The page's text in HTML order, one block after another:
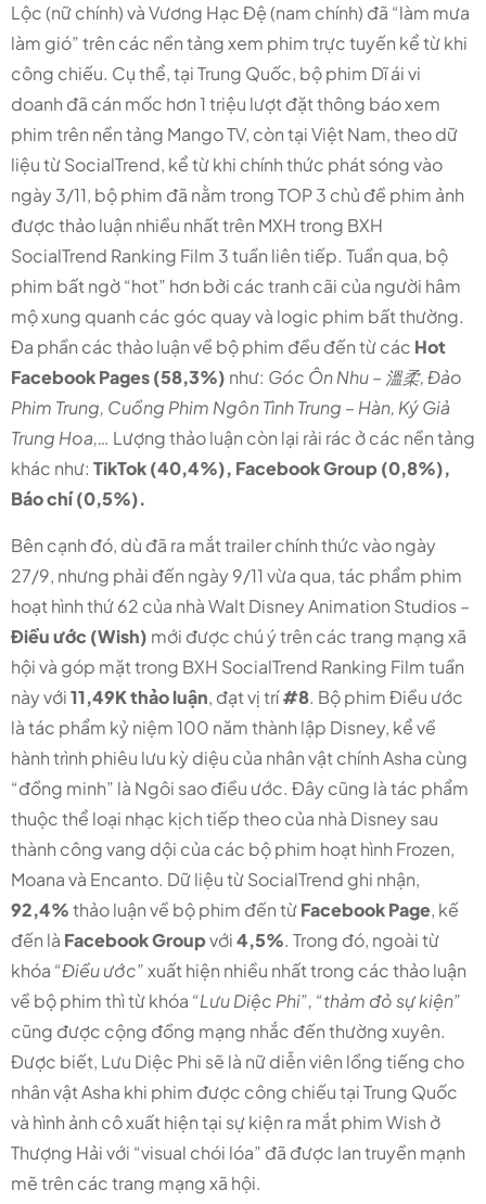
Lộc (nữ chính) và Vương Hạc Đệ (nam chính) đã “làm mưa
làm gió” trên các nền tảng xem phim trực tuyến kể từ khi
công chiếu. Cụ thể, tại Trung Quốc, bộ phim Dĩ ái vi
doanh đã cán mốc hơn 1 triệu lượt đặt thông báo xem
phim trên nền tảng Mango TV, còn tại Việt Nam, theo dữ
liệu từ SocialTrend, kể từ khi chính thức phát sóng vào
ngày 3/11, bộ phim đã nằm trong TOP 3 chủ đề phim ảnh
được thảo luận nhiều nhất trên MXH trong BXH
SocialTrend Ranking Film 3 tuần liên tiếp. Tuần qua, bộ
phim bất ngờ “hot” hơn bởi các tranh cãi của người hâm
mộ xung quanh các góc quay và logic phim bất thường.
Đa phần các thảo luận về bộ phim đều đến từ các Hot
Facebook Pages (58,3%) như: Góc Ôn Nhu – 溫柔, Đảo
Phim Trung, Cuồng Phim Ngôn Tình Trung – Hàn, Ký Giả
Trung Hoa,… Lượng thảo luận còn lại rải rác ở các nền tảng
khác như: TikTok (40,4%), Facebook Group (0,8%),
Báo chí (0,5%).
Bên cạnh đó, dù đã ra mắt trailer chính thức vào ngày
27/9, nhưng phải đến ngày 9/11 vừa qua, tác phẩm phim
hoạt hình thứ 62 của nhà Walt Disney Animation Studios –
Điều ước (Wish) mới được chú ý trên các trang mạng xã
hội và góp mặt trong BXH SocialTrend Ranking Film tuần
này với11,49K thảo luận, đạt vị trí#8. Bộ phim Điều ước
là tác phẩm kỷ niệm 100 năm thành lập Disney, kể về
hành trình phiêu lưu kỳ diệu của nhân vật chính Asha cùng
“đồng minh” là Ngôi sao điều ước. Đây cũng là tác phẩm
thuộc thể loại nhạc kịch tiếp theo của nhà Disney sau
thành công vang dội của các bộ phim hoạt hình Frozen,
Moana và Encanto. Dữ liệu từ SocialTrend ghi nhận,
92,4%thảo luận về bộ phim đến từFacebook Page, kế
đến là Facebook Groupvới4,5%. Trong đó, ngoài từ
khóa “Điều ước”xuất hiện nhiều nhất trong các thảo luận
về bộ phim thì từ khóa “Lưu Diệc Phi”, “thảm đỏ sự kiện”
cũng được cộng đồng mạng nhắc đến thường xuyên.
Được biết, Lưu Diệc Phi sẽ là nữ diễn viên lồng tiếng cho
nhân vật Asha khi phim được công chiếu tại Trung Quốc
và hình ảnh cô xuất hiện tại sự kiện ra mắt phim Wish ở
Thượng Hải với “visual chói lóa” đã được lan truyền mạnh
mẽ trên các trang mạng xã hội.